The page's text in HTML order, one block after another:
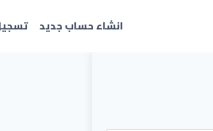
انشاء حساب جديد